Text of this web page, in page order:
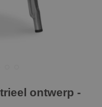
ontwerp -